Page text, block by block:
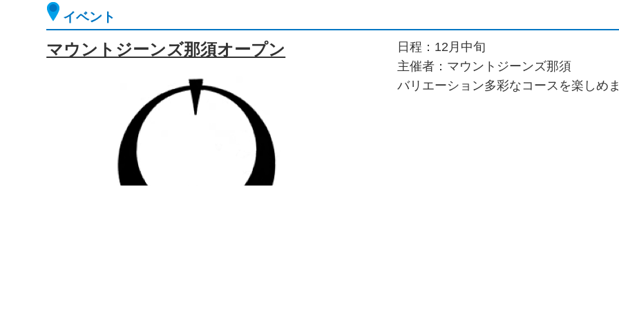
イベント
マウントジーンズ那須オープン
日程：12月中旬
主催者：マウントジーンズ那須
バリエーション多彩なコースを楽しめ